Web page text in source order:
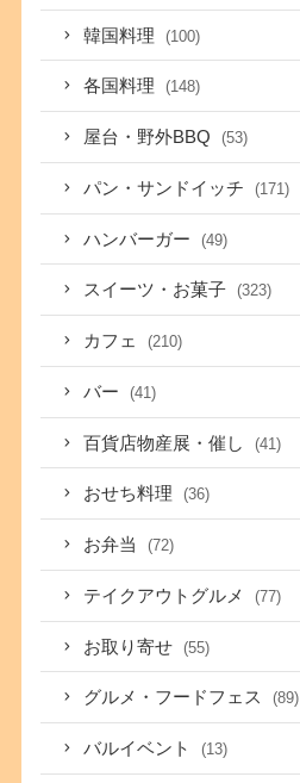
韓国料理 (100)
各国料理 (148)
屋台・野外BBQ (53)
パン・サンドイッチ (171)
ハンバーガー (49)
スイーツ・お菓子 (323)
カフェ (210)
バー (41)
百貨店物産展・催し (41)
おせち料理 (36)
お弁当 (72)
テイクアウトグルメ (77)
お取り寄せ (55)
グルメ・フードフェス (89)
バルイベント (13)